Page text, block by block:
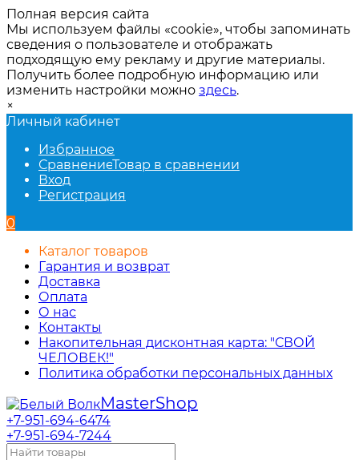
Полная версия сайта
Мы используем файлы «cookie», чтобы запоминать
сведения о пользователе и отображать
подходящую ему рекламу и другие материалы.
Получить более подробную информацию или
изменить настройки можно здесь.
×
Личный кабинет
Избранное
СравнениеТовар в сравнении
Вход
Регистрация
0
Каталог товаров
Гарантия и возврат
Доставка
Оплата
О нас
Контакты
Накопительная дисконтная карта: "СВОЙ
ЧЕЛОВЕК!"
Политика обработки персональных данных
MasterShop
+7-951-694-6474
+7-951-694-7244